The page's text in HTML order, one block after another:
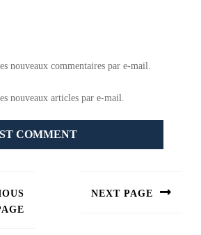
nouveaux commentaires par e-mail.
nouveaux articles par e-mail.
NEXT PAGE